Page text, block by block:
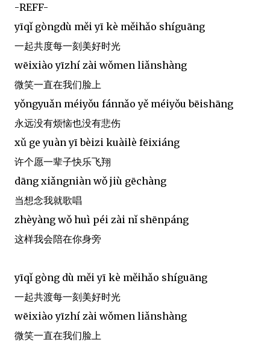
-REFF-
yīqǐ gòngdù měi yī kè měihǎo shíguāng
一起共度每一刻美好时光
wēixiào yīzhí zài wǒmen liǎnshàng
微笑一直在我们脸上
yǒngyuǎn méiyǒu fánnǎo yě méiyǒu bēishāng
永远没有烦恼也没有悲伤
xǔ ge yuàn yī bèizi kuàilè fēixiáng
许个愿一辈子快乐飞翔
dāng xiǎngniàn wǒ jiù gēchàng
当想念我就歌唱
zhèyàng wǒ huì péi zài nǐ shēnpáng
这样我会陪在你身旁
yīqǐ gòng dù měi yī kè měihǎo shíguāng
一起共渡每一刻美好时光
wēixiào yīzhí zài wǒmen liǎnshàng
微笑一直在我们脸上